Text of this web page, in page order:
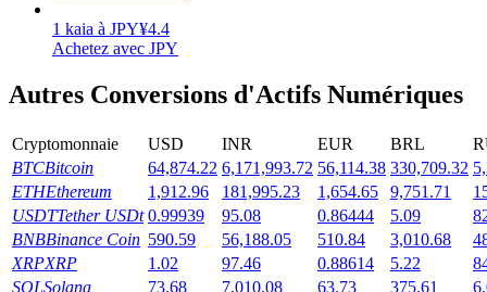
Gagnez quotidiennement des récompenses compétitives
1 kaia à JPY¥4.4
Achetez avec JPY
Autres Conversions d'Actifs Numériques
Cryptomonnaie USD INR EUR BRL
BTCBitcoin 64,874.22 6,171,993.72 56,114.38 330,709.32
ETHEthereum 1,912.96 181,995.23 1,654.65 9,751.71
USDTTether USDt 0.99939 95.08 0.86444 5.09
BNBBinance Coin 590.59 56,188.05 510.84 3,010.68
XRPXRP 1.02 97.46 0.88614 5.22
SOLSolana 73.68 7,010.08 63.73 375.61